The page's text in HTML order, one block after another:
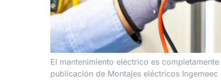
El mantenimiento eléctrico es
publicación de Montajes eléctricos